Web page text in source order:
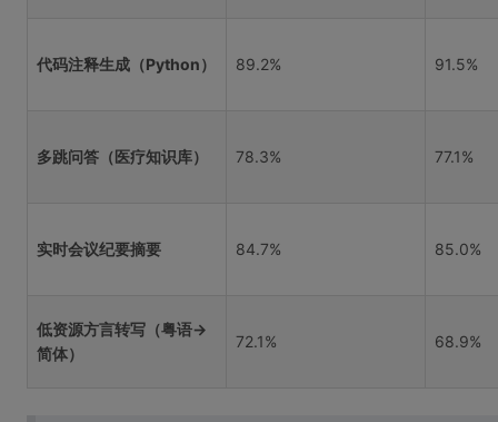
代码注释生成（Python） 89.2% 91.5%
多跳问答（医疗知识库） 78.3% 77.1%
实时会议纪要摘要 84.7% 85.0%
低资源方言转写（粤语→
简体）
72.1% 68.9%